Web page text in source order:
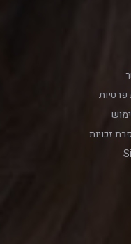
פרטיות
זכויות